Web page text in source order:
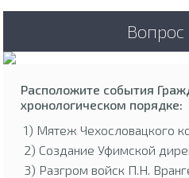
Вопрос
Расположите события
хронологическом порядке:
1) Мятеж Чехословацкого
2) Создание Уфимской
3) Разгром войск П.Н.